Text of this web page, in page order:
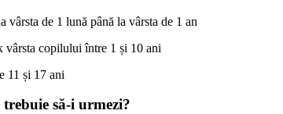
vârsta de 1 lună până la vârsta de 1 an
copilului între 1 și 10 ani
11 și 17 ani
să-i urmezi?